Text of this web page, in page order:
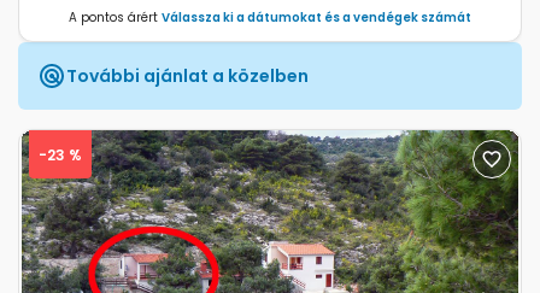
A pontos árért Válassza ki a dátumokat és a vendégek számát
További ajánlat a közelben
-23 %